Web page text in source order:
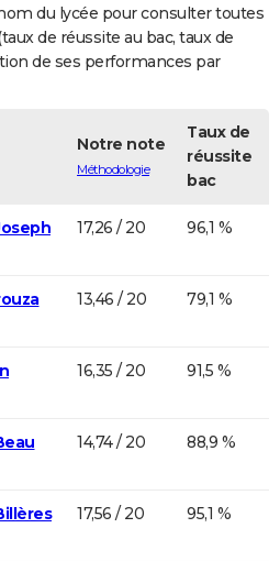
du lycée pour consulter toutes
de réussite au bac, taux de
de ses performances par
Notre note
Méthodologie
Taux de
réussite
bac
17,26 / 20 96,1 %
13,46 / 20 79,1 %
16,35 / 20 91,5 %
14,74 / 20 88,9 %
17,56 / 20 95,1 %